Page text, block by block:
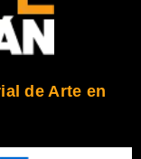
de Arte en